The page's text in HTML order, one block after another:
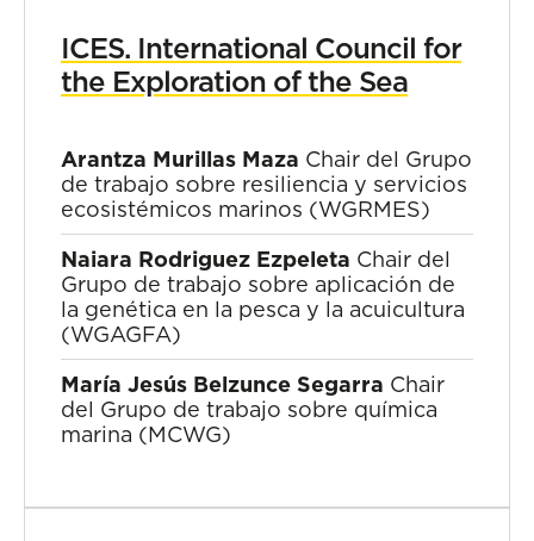
ICES. International Council for
the Exploration of the Sea
Arantza Murillas Maza Chair del Grupo
de trabajo sobre resiliencia y servicios
ecosistémicos marinos (WGRMES)
Naiara Rodriguez Ezpeleta Chair del
Grupo de trabajo sobre aplicación de
la genética en la pesca y la acuicultura
(WGAGFA)
María Jesús Belzunce Segarra Chair
del Grupo de trabajo sobre química
marina (MCWG)